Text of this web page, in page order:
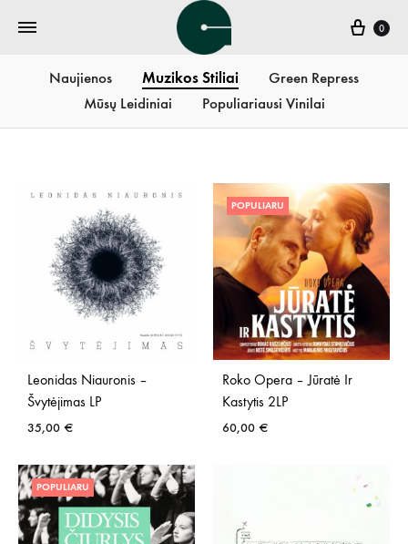
0
Naujienos Muzikos Stiliai
Green Repress
Mūsų Leidiniai
Populiariausi Vinilai
Leonidas Niauronis –
Švytėjimas LP
35,00 €
POPULIARU
Roko Opera – Jūratė Ir
Kastytis 2LP
60,00 €
POPULIARU